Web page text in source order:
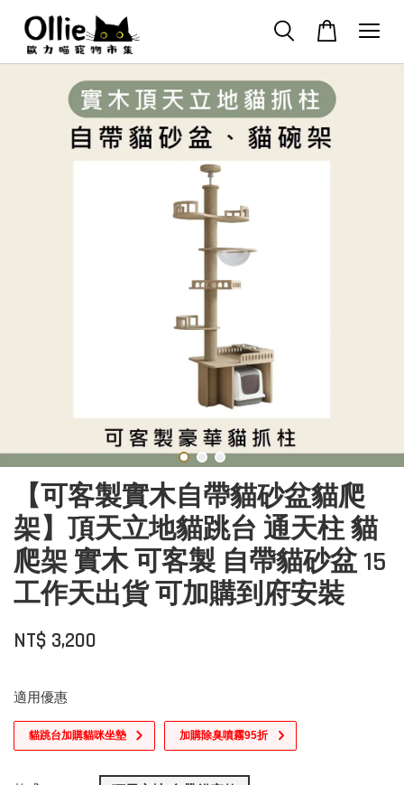
【可客製實木自帶貓砂盆貓爬
架】頂天立地貓跳台 通天柱 貓
爬架 實木 可客製 自帶貓砂盆 15
工作天出貨 可加購到府安裝
NT$ 3,200
適用優惠
貓跳台加購貓咪坐墊 加購除臭噴霧95折